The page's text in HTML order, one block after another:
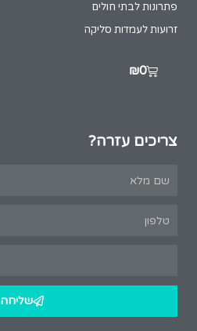
פתרונות לבתי חולים
זרועות לעמדות סליקה
₪0
צריכים עזרה?
שליחה